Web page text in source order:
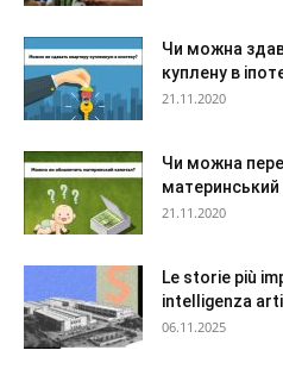
Чи можна
куплену в
21.11.2020
Чи можна
материнський
21.11.2020
Le storie più
intelligenza
06.11.2025